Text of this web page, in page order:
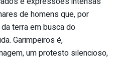
de homens que, por
terra em busca do
Garimpeiros é,
um protesto silencioso,